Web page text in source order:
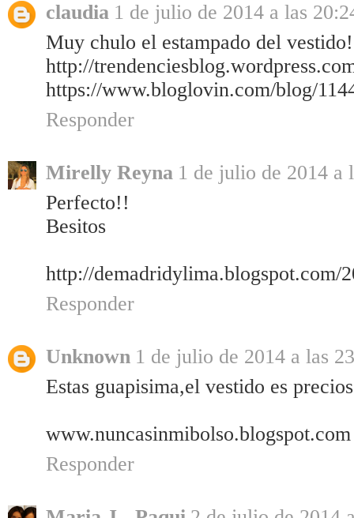
claudia 1 de julio de 2014 a las
Muy chulo el estampado del vestido!
http://
https://www.bloglovin.com/blog/
Responder
Mirelly Reyna 1 de julio de 2014 a
Perfecto!!
Besitos
http://demadridylima.blogspot.com/
Responder
Unknown 1 de julio de 2014 a las
Estas guapisima,el vestido es
www.nuncasinmibolso.blogspot.com
Responder